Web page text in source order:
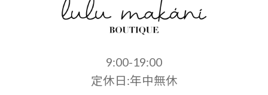
9:00-19:00
定休日:年中無休